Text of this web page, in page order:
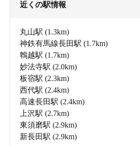
近くの駅情報
丸山駅 (1.3km)
神鉄有馬線長田駅 (1.7km)
鵯越駅 (1.7km)
妙法寺駅 (2.0km)
板宿駅 (2.3km)
西代駅 (2.4km)
高速長田駅 (2.4km)
上沢駅 (2.7km)
東須磨駅 (2.9km)
新長田駅 (2.9km)